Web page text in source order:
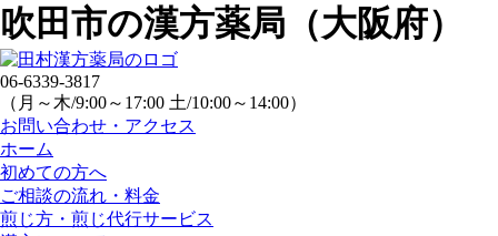
吹田市の漢方薬局（大阪府）
06-6339-3817
（月～木/9:00～17:00 土/10:00～14:00）
お問い合わせ・アクセス
ホーム
初めての方へ
ご相談の流れ・料金
煎じ方・煎じ代行サービス